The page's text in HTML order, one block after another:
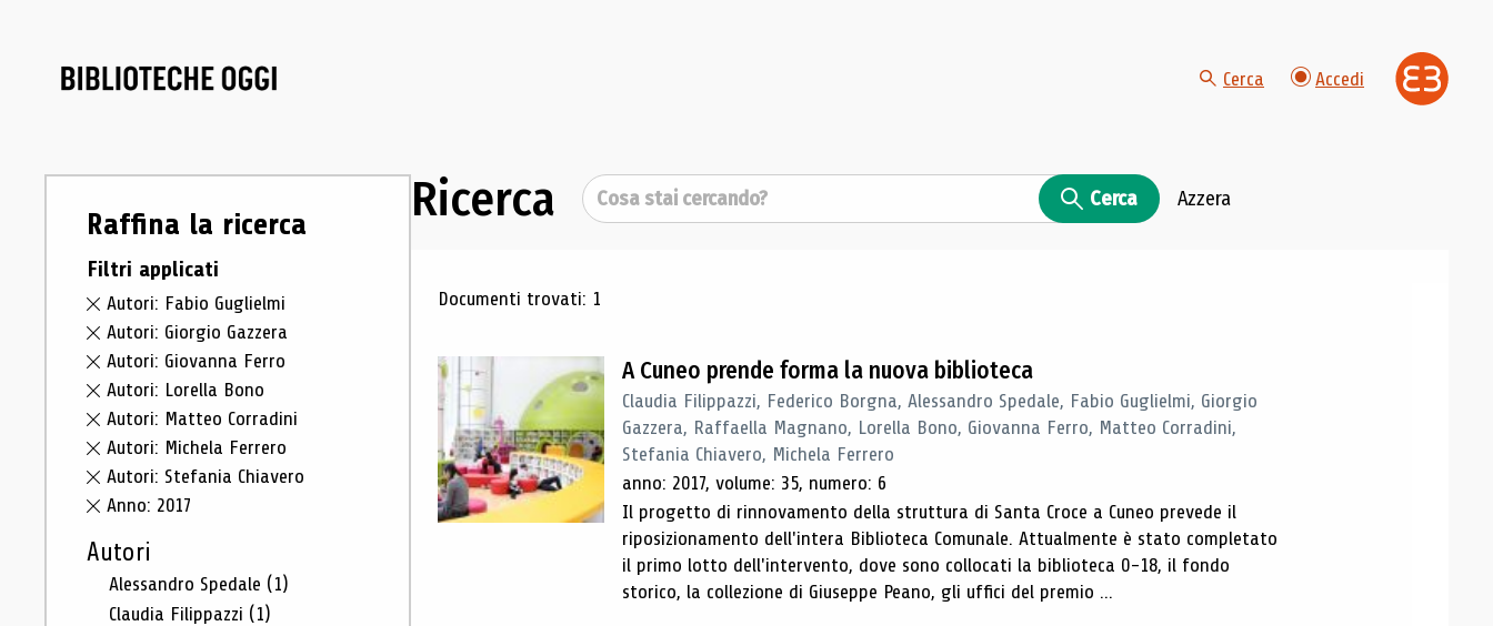
Cerca Accedi
Raffina la ricerca
Filtri applicati
Autori: Fabio Guglielmi
Autori: Giorgio Gazzera
Autori: Giovanna Ferro
Autori: Lorella Bono
Autori: Matteo Corradini
Autori: Michela Ferrero
Autori: Stefania Chiavero
Anno: 2017
Autori
Alessandro Spedale (1)
Claudia Filippazzi (1)
Ricerca Cerca Cerca Azzera
Risultati di ricerca
Documenti trovati: 1
A Cuneo prende forma la nuova biblioteca
Claudia Filippazzi, Federico Borgna, Alessandro Spedale, Fabio Guglielmi, Giorgio
Gazzera, Raffaella Magnano, Lorella Bono, Giovanna Ferro, Matteo Corradini,
Stefania Chiavero, Michela Ferrero
anno: 2017, volume: 35, numero: 6
Il progetto di rinnovamento della struttura di Santa Croce a Cuneo prevede il
riposizionamento dell'intera Biblioteca Comunale. Attualmente è stato completato
il primo lotto dell'intervento, dove sono collocati la biblioteca 0-18, il fondo
storico, la collezione di Giuseppe Peano, gli uffici del premio ...